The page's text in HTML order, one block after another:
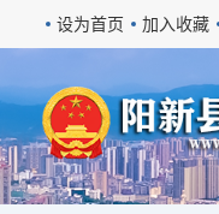
设为首页 加入收藏